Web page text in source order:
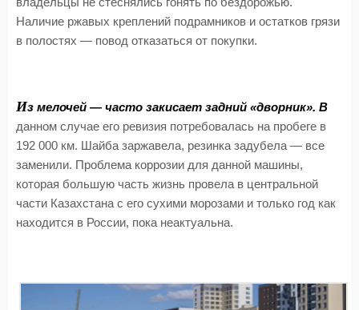
Наличие ржавых креплений подрамников и остатков грязи
в полостях — повод отказаться от покупки.
Из мелочей — часто закисает задний «дворник». В
данном случае его ревизия потребовалась на пробеге в
192 000 км. Шайба заржавела, резинка задубела — все
заменили. Проблема коррозии для данной машины,
которая большую часть жизнь провела в центральной
части Казахстана с его сухими морозами и только год как
находится в России, пока неактуальна.